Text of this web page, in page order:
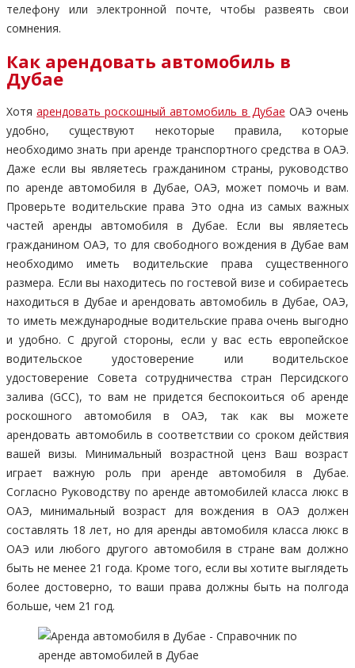
телефону или электронной почте, чтобы развеять свои
сомнения.
Как арендовать автомобиль в
Дубае
Хотяарендовать роскошный автомобиль в Дубае ОАЭ очень
удобно, существуют некоторые правила, которые
необходимо знать при аренде транспортного средства в ОАЭ.
Даже если вы являетесь гражданином страны, руководство
по аренде автомобиля в Дубае, ОАЭ, может помочь и вам.
Проверьте водительские права Это одна из самых важных
частей аренды автомобиля в Дубае. Если вы являетесь
гражданином ОАЭ, то для свободного вождения в Дубае вам
необходимо иметь водительские права существенного
размера. Если вы находитесь по гостевой визе и собираетесь
находиться в Дубае и арендовать автомобиль в Дубае, ОАЭ,
то иметь международные водительские права очень выгодно
и удобно. С другой стороны, если у вас есть европейское
водительское удостоверение или водительское
удостоверение Совета сотрудничества стран Персидского
залива (GCC), то вам не придется беспокоиться об аренде
роскошного автомобиля в ОАЭ, так как вы можете
арендовать автомобиль в соответствии со сроком действия
вашей визы. Минимальный возрастной ценз Ваш возраст
играет важную роль при аренде автомобиля в Дубае.
Согласно Руководству по аренде автомобилей класса люкс в
ОАЭ, минимальный возраст для вождения в ОАЭ должен
составлять 18 лет, но для аренды автомобиля класса люкс в
ОАЭ или любого другого автомобиля в стране вам должно
быть не менее 21 года. Кроме того, если вы хотите выглядеть
более достоверно, то ваши права должны быть на полгода
больше, чем 21 год.